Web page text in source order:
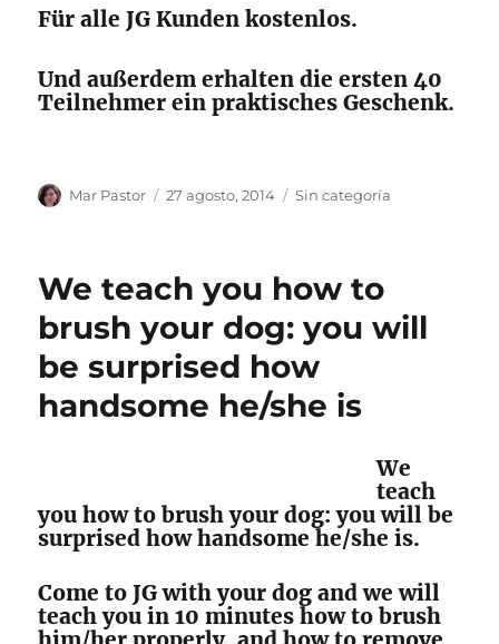
Für alle JG Kunden kostenlos.
Und außerdem erhalten die ersten 40
Teilnehmer ein praktisches Geschenk.​
Autor
Mar Pastor
Publicado
27 agosto, 2014 Categorías
Sin categoría
We teach you how to
brush your dog: you will
be surprised how
handsome he/she is
We
teach
you how to brush your dog: you will be
surprised how handsome he/she is.
Come to JG with your dog and we will
teach you in 10 minutes how to brush